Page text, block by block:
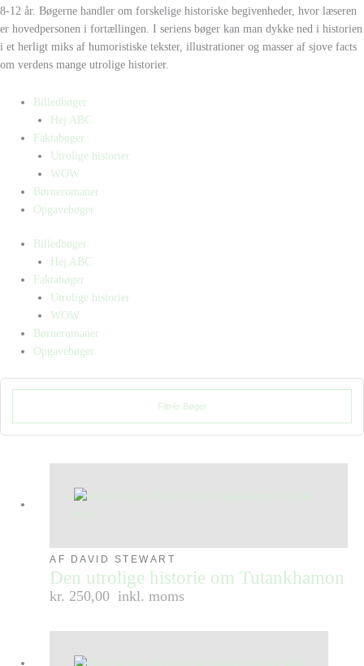
8-12 år. Bøgerne handler om forskelige historiske begivenheder, hvor læseren
er hovedpersonen i fortællingen. I seriens bøger kan man dykke ned i historien
i et herligt miks af humoristiske tekster, illustrationer og masser af sjove facts
om verdens mange utrolige historier.
Billedbøger
Hej ABC
Faktabøger
Utrolige historier
WOW
Børneromaner
Opgavebøger
Billedbøger
Hej ABC
Faktabøger
Utrolige historier
WOW
Børneromaner
Opgavebøger
Filtrér Bøger
AF DAVID STEWART
Den utrolige historie om Tutankhamon
kr. 250,00 inkl. moms